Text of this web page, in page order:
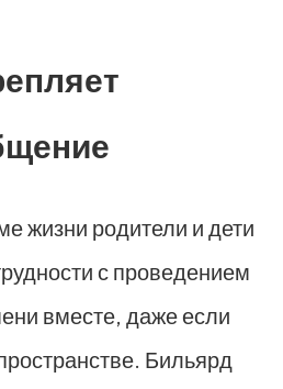
жизни родители и дети
с проведением
вместе, даже если
Бильярд